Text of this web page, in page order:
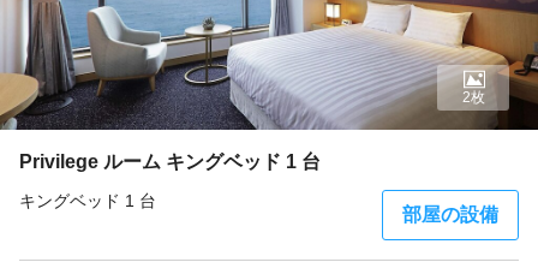
Privilege ルーム キングベッド 1 台
キングベッド 1 台
部屋の設備
2枚